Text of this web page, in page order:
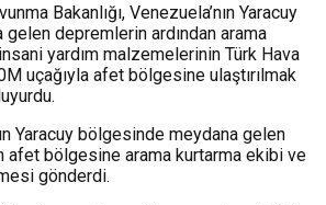
Bakanlığı, Venezuela’nın Yaracuy
depremlerin ardından arama
yardım malzemelerinin Türk Hava
uçağıyla afet bölgesine ulaştırılmak
Yaracuy bölgesinde meydana gelen
afet bölgesine arama kurtarma ekibi ve
gönderdi.